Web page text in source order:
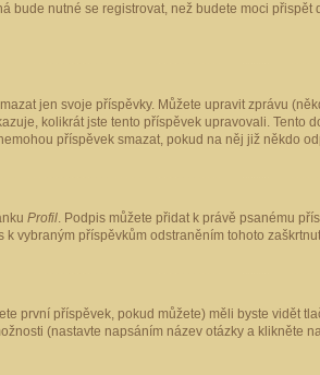
nutné se registrovat, než budete moci
jen svoje příspěvky. Můžete upravit zprávu
kolikrát jste tento příspěvek upravovali.
příspěvek smazat, pokud na něj již někdo
Profil. Podpis můžete přidat k právě psanému
vybraným příspěvkům odstraněním tohoto
první příspěvek, pokud můžete) měli byste vidět
(nastavte napsáním název otázky a klikněte